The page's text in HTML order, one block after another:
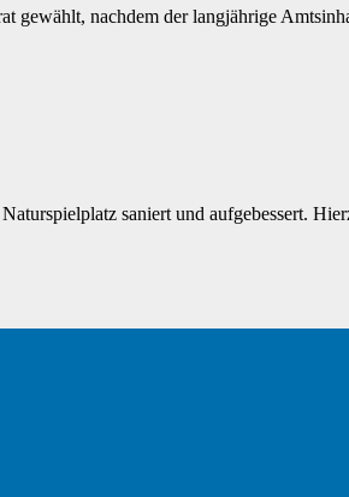
gewählt, nachdem der langjährige
saniert und aufgebessert.